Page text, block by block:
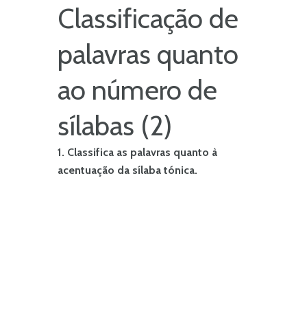
Classificação de
palavras quanto
ao número de
sílabas (2)
1. Classifica as palavras quanto à
acentuação da sílaba tónica.